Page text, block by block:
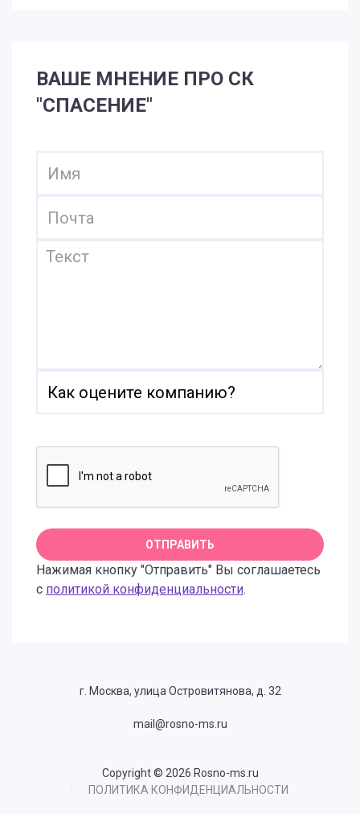
ВАШЕ МНЕНИЕ ПРО СК
"СПАСЕНИЕ"
Нажимая кнопку "Отправить" Вы соглашаетесь
с политикой конфиденциальности.
г. Москва, улица Островитянова, д. 32
mail@rosno-ms.ru
Copyright © 2026 Rosno-ms.ru
ПОЛИТИКА КОНФИДЕНЦИАЛЬНОСТИ